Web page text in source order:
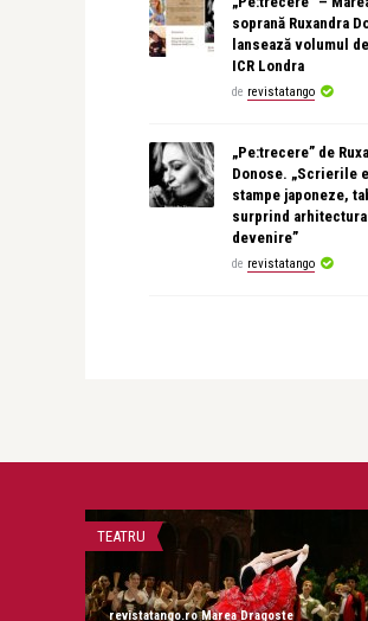
soprană Ruxandra
lansează volumul
ICR Londra
de revistatango
„Pe:trecere” de
Donose. „Scrierile
stampe japoneze,
surprind arhitectura
devenire”
de revistatango
TEATRU
revistatango.ro Marea Dragoste